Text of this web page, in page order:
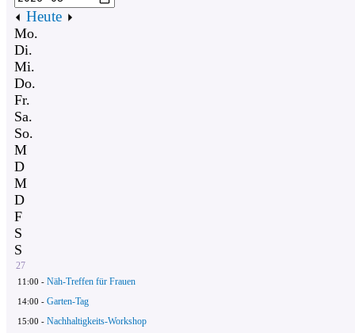
Heute
Mo.
Di.
Mi.
Do.
Fr.
Sa.
So.
M
D
M
D
F
S
S
27
11:00 - Näh-Treffen für Frauen
14:00 - Garten-Tag
15:00 - Nachhaltigkeits-Workshop